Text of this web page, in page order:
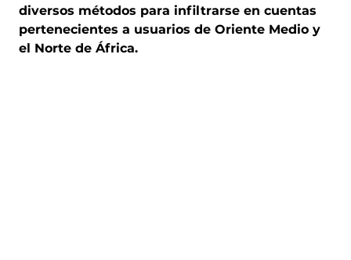
diversos métodos para infiltrarse en cuentas
pertenecientes a usuarios de Oriente Medio y
el Norte de África.